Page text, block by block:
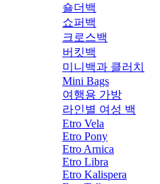
숄더백
쇼퍼백
크로스백
버킷백
미니백과 클러치
Mini Bags
여행용 가방
라인별 여성 백
Etro Vela
Etro Pony
Etro Arnica
Etro Libra
Etro Kalispera